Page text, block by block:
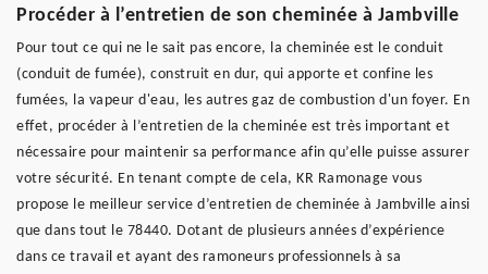
Procéder à l’entretien de son cheminée à Jambville
Pour tout ce qui ne le sait pas encore, la cheminée est le conduit
(conduit de fumée), construit en dur, qui apporte et confine les
fumées, la vapeur d'eau, les autres gaz de combustion d'un foyer. En
effet, procéder à l’entretien de la cheminée est très important et
nécessaire pour maintenir sa performance afin qu’elle puisse assurer
votre sécurité. En tenant compte de cela, KR Ramonage vous
propose le meilleur service d’entretien de cheminée à Jambville ainsi
que dans tout le 78440. Dotant de plusieurs années d’expérience
dans ce travail et ayant des ramoneurs professionnels à sa